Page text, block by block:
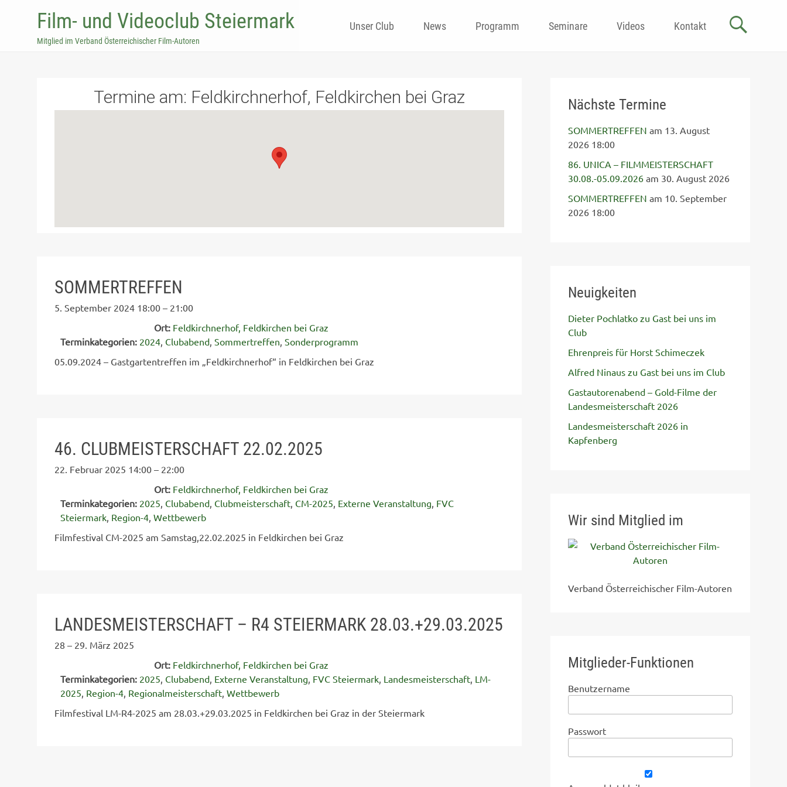
Film- und Videoclub Steiermark
Mitglied im Verband Österreichischer Film-Autoren
to
Unser Club News Programm Seminare Videos Kontakt
Termine am: Feldkirchnerhof, Feldkirchen bei Graz
SOMMERTREFFEN
5. September 2024 18:00 – 21:00
Ort: Feldkirchnerhof, Feldkirchen bei Graz
Terminkategorien: 2024, Clubabend, Sommertreffen, Sonderprogramm
05.09.2024 – Gastgartentreffen im „Feldkirchnerhof“ in Feldkirchen bei Graz
46. CLUBMEISTERSCHAFT 22.02.2025
22. Februar 2025 14:00 – 22:00
Ort: Feldkirchnerhof, Feldkirchen bei Graz
Terminkategorien: 2025, Clubabend, Clubmeisterschaft, CM-2025, Externe Veranstaltung, FVC
Steiermark, Region-4, Wettbewerb
Filmfestival CM-2025 am Samstag,22.02.2025 in Feldkirchen bei Graz
LANDESMEISTERSCHAFT – R4 STEIERMARK 28.03.+29.03.2025
28 – 29. März 2025
Ort: Feldkirchnerhof, Feldkirchen bei Graz
Terminkategorien: 2025, Clubabend, Externe Veranstaltung, FVC Steiermark, Landesmeisterschaft, LM-
2025, Region-4, Regionalmeisterschaft, Wettbewerb
Filmfestival LM-R4-2025 am 28.03.+29.03.2025 in Feldkirchen bei Graz in der Steiermark
Nächste Termine
SOMMERTREFFEN am 13. August
2026 18:00
86. UNICA – FILMMEISTERSCHAFT
30.08.-05.09.2026am 30. August 2026
SOMMERTREFFEN am 10. September
2026 18:00
Neuigkeiten
Dieter Pochlatko zu Gast bei uns im
Club
Ehrenpreis für Horst Schimeczek
Alfred Ninaus zu Gast bei uns im Club
Gastautorenabend – Gold-Filme der
Landesmeisterschaft 2026
Landesmeisterschaft 2026 in
Kapfenberg
Wir sind Mitglied im
Verband Österreichischer Film-Autoren
Mitglieder-Funktionen
Benutzername
Passwort